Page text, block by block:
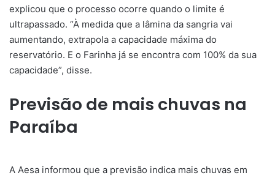
explicou que o processo ocorre quando o limite é
ultrapassado. “À medida que a lâmina da sangria vai
aumentando, extrapola a capacidade máxima do
reservatório. E o Farinha já se encontra com 100% da sua
capacidade”, disse.
Previsão de mais chuvas na
Paraíba
A Aesa informou que a previsão indica mais chuvas em